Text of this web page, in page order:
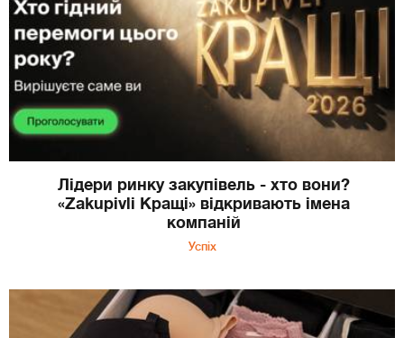
Лідери ринку закупівель - хто вони?
«Zakupivli Кращі» відкривають імена
компаній
Успіх